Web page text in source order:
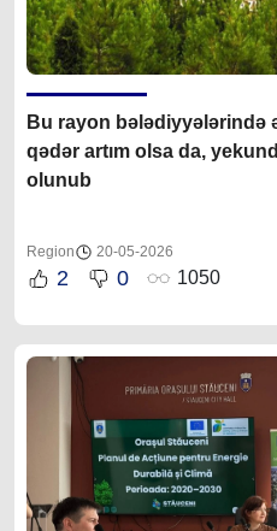
Bu rayon bələdiyyələrində
qədər artım olsa da,
olunub
Region 20-05-2026
2 0 1050